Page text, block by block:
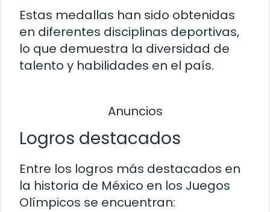
Estas medallas han sido obtenidas
en diferentes disciplinas deportivas,
lo que demuestra la diversidad de
talento y habilidades en el país.
Anuncios
Logros destacados
Entre los logros más destacados en
la historia de México en los Juegos
Olímpicos se encuentran: